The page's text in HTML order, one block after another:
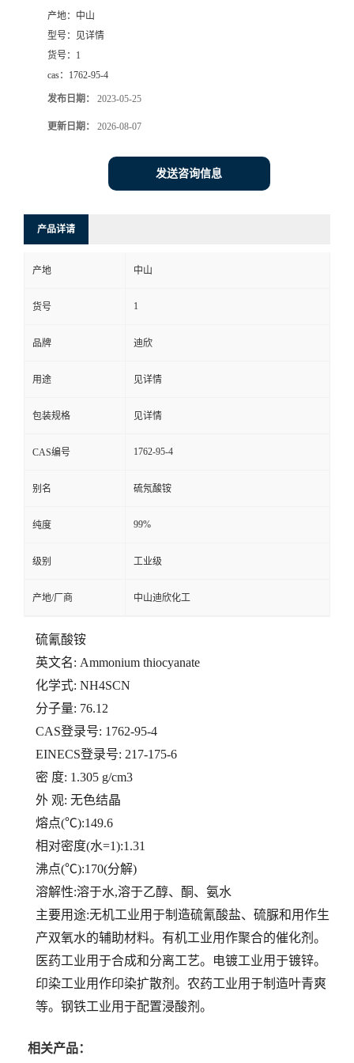
式
在
线
留
言
产地： 中山
型号：
见详情
货号： 1
cas： 1762-95-4
发布日期： 2023-05-25
更新日期： 2026-08-07
发送咨询信息
产品详请
产地 中山
货号 1
品牌 迪欣
用途 见详情
包装规格 见详情
CAS编号 1762-95-4
别名 硫氖酸铵
纯度 99%
级别 工业级
产地/厂商 中山迪欣化工
硫氰酸铵
英文名: Ammonium thiocyanate
化学式: NH4SCN
分子量: 76.12
CAS登录号: 1762-95-4
EINECS登录号: 217-175-6
密 度: 1.305 g/cm3
外 观: 无色结晶
熔点(℃):149.6
相对密度(水=1):1.31
沸点(℃):170(分解)
溶解性:溶于水,溶于乙醇、酮、氨水
主要用途:无机工业用于制造硫氰酸盐、硫脲和用作生
产双氧水的辅助材料。有机工业用作聚合的催化剂。
医药工业用于合成和分离工艺。电镀工业用于镀锌。
印染工业用作印染扩散剂。农药工业用于制造叶青爽
等。钢铁工业用于配置浸酸剂。
相关产品：